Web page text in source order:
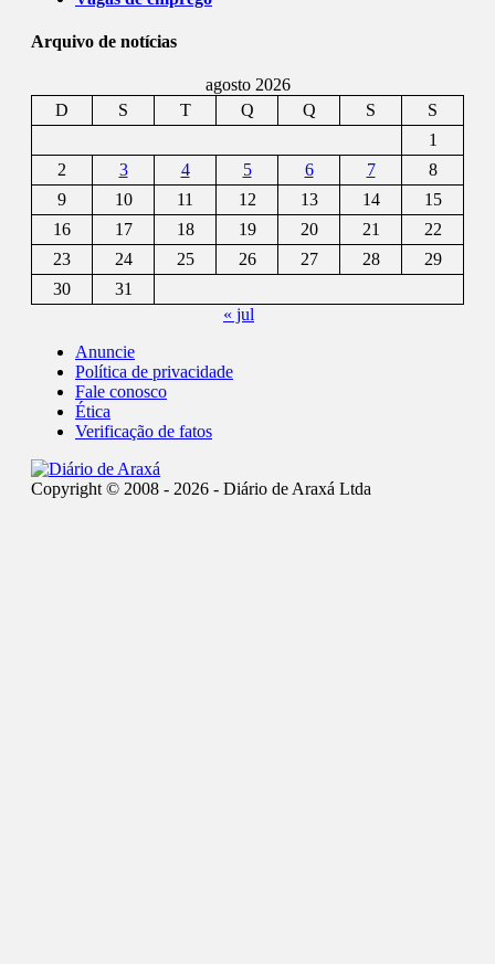
Arquivo de notícias
agosto 2026
D
S T Q Q S
S
1
2
3 4 5 6 7
8
9
10 11 12 13 14
15
16
17 18 19 20 21
22
23
24 25 26 27 28
29
30
31
« jul
Anuncie
Política de privacidade
Fale conosco
Ética
Verificação de fatos
Copyright © 2008 - 2026 - Diário de Araxá Ltda